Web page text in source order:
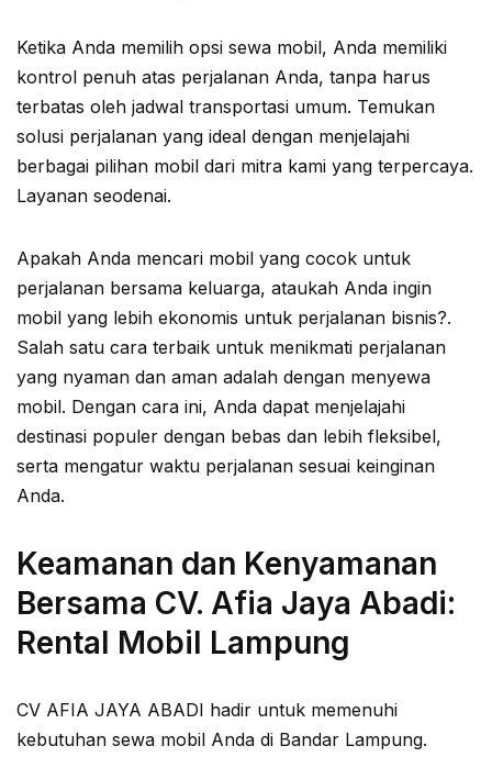
Ketika Anda memilih opsi sewa mobil, Anda memiliki
kontrol penuh atas perjalanan Anda, tanpa harus
terbatas oleh jadwal transportasi umum. Temukan
solusi perjalanan yang ideal dengan menjelajahi
berbagai pilihan mobil dari mitra kami yang terpercaya.
Layanan seodenai.
Apakah Anda mencari mobil yang cocok untuk
perjalanan bersama keluarga, ataukah Anda ingin
mobil yang lebih ekonomis untuk perjalanan bisnis?.
Salah satu cara terbaik untuk menikmati perjalanan
yang nyaman dan aman adalah dengan menyewa
mobil. Dengan cara ini, Anda dapat menjelajahi
destinasi populer dengan bebas dan lebih fleksibel,
serta mengatur waktu perjalanan sesuai keinginan
Anda.
Keamanan dan Kenyamanan
Bersama CV. Afia Jaya Abadi:
Rental Mobil Lampung
CV AFIA JAYA ABADI hadir untuk memenuhi
kebutuhan sewa mobil Anda di Bandar Lampung.